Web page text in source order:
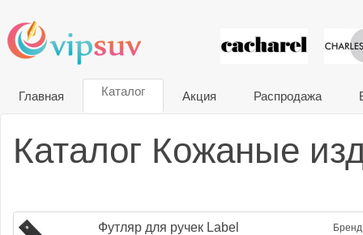
VIP
Главная Каталог Акция Распродажа
Каталог Кожаные
Футляр для ручек Label